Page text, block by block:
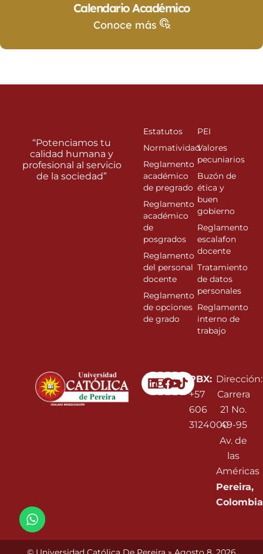
Calendario Académico
Conoce más
Linkedin
Instagram
Facebook
Youtube
PBX:
+57
606
3124000
Dirección:
Carrera
21 No.
49-95
Av. de
las
Américas
Pereira,
Colombia
“Potenciamos tu
calidad humana y
profesional al servicio
de la sociedad”
Estatutos
Normatividad
Reglamento
académico
de pregrado
Reglamento
académico
de
posgrados
Reglamento
del personal
docente
Reglamento
de opciones
de grado
PEI
Valores
pecuniarios
Buzón de
ética y
buen
gobierno
Reglamento
escalafon
docente
Tratamiento
de datos
personales
Reglamento
interno de
trabajo